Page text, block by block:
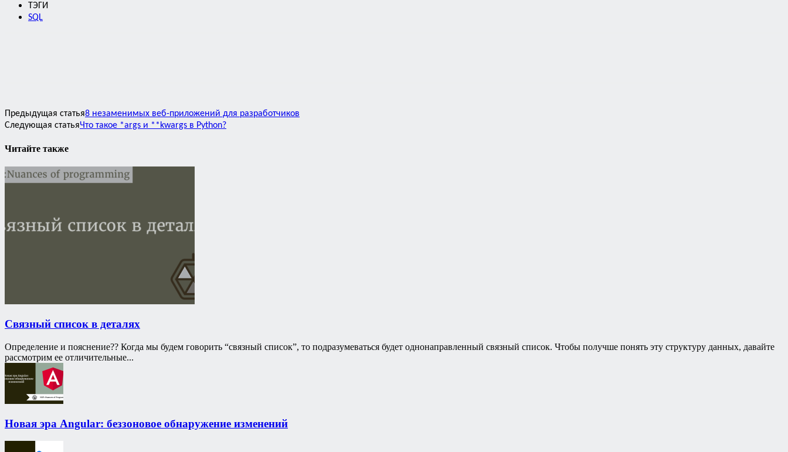
ТЭГИ
SQL
Предыдущая статья8 незаменимых веб-приложений для разработчиков
Следующая статьяЧто такое *args и **kwargs в Python?
Читайте также
Связный список в деталях
Определение и пояснение?‍? Когда мы будем говорить “связный список”, то подразумеваться будет однонаправленный связный список. Чтобы получше понять эту структуру данных, давайте
рассмотрим ее отличительные...
Новая эра Angular: беззоновое обнаружение изменений